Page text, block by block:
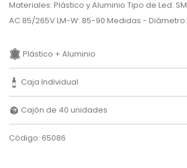
Materiales: Plástico y Aluminio Tipo de Led:
AC 85/265V LM-W: 85-90 Medidas - Diámetro:
Plástico + Aluminio
Caja Individual
Cajón de 40 unidades
Código: 65086